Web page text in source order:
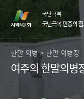
컨
츠
영
하
영
역
국난극복
국난극복 민중의
한말 의병 > 한말 의병장
여주의 한말의병